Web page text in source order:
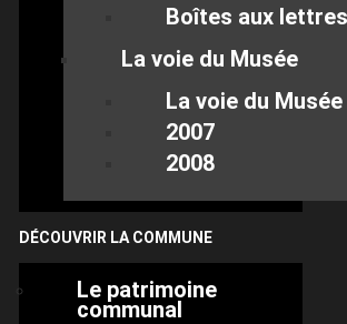
Boîtes aux lettres
La voie du Musée
La voie du Musée
2007
2008
DÉCOUVRIR LA COMMUNE
Le patrimoine
communal